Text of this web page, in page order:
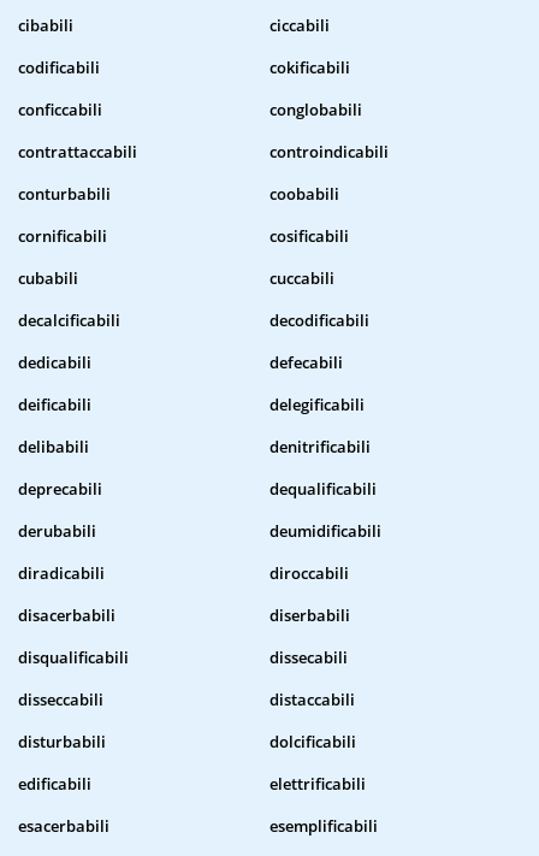
cibabili
ciccabili
codificabili
cokificabili
conficcabili
conglobabili
contrattaccabili
controindicabili
conturbabili
coobabili
cornificabili
cosificabili
cubabili
cuccabili
decalcificabili
decodificabili
dedicabili
defecabili
deificabili
delegificabili
delibabili
denitrificabili
deprecabili
dequalificabili
derubabili
deumidificabili
diradicabili
diroccabili
disacerbabili
diserbabili
disqualificabili
dissecabili
disseccabili
distaccabili
disturbabili
dolcificabili
edificabili
elettrificabili
esacerbabili
esemplificabili